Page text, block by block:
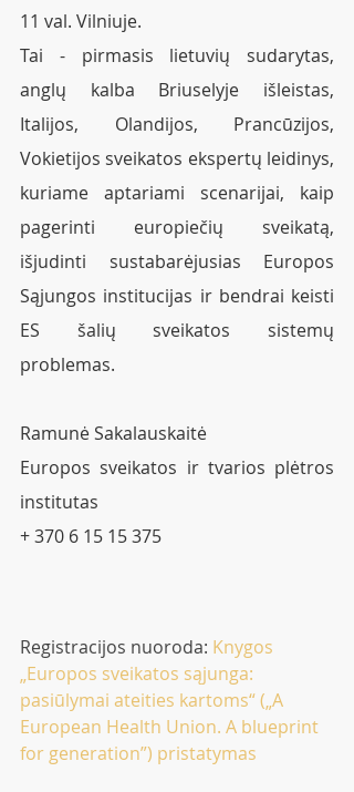
11 val. Vilniuje.
Tai - pirmasis lietuvių sudarytas,
anglų kalba Briuselyje išleistas,
Italijos, Olandijos, Prancūzijos,
Vokietijos sveikatos ekspertų leidinys,
kuriame aptariami scenarijai, kaip
pagerinti europiečių sveikatą,
išjudinti sustabarėjusias Europos
Sąjungos institucijas ir bendrai keisti
ES šalių sveikatos sistemų
problemas.
Ramunė Sakalauskaitė
Europos sveikatos ir tvarios plėtros
institutas
+ 370 6 15 15 375
Registracijos nuoroda: Knygos
„Europos sveikatos sąjunga:
pasiūlymai ateities kartoms“ („A
European Health Union. A blueprint
for generation”) pristatymas